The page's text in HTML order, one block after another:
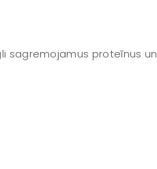
sagremojamus proteīnus un